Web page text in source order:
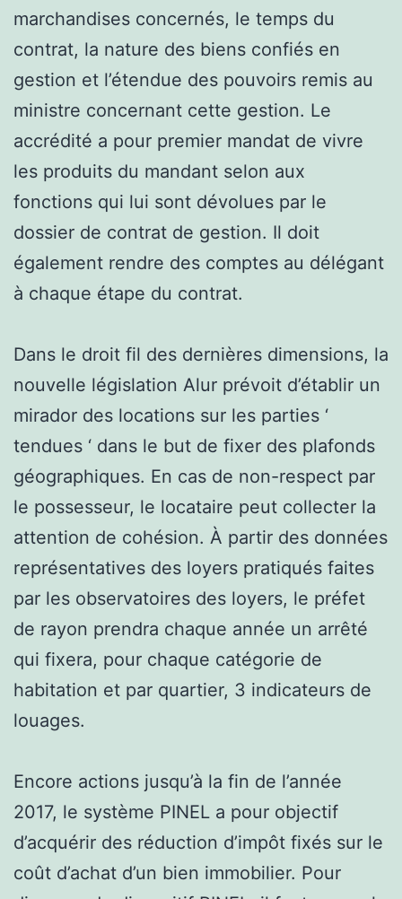
marchandises concernés, le temps du
contrat, la nature des biens confiés en
gestion et l’étendue des pouvoirs remis au
ministre concernant cette gestion. Le
accrédité a pour premier mandat de vivre
les produits du mandant selon aux
fonctions qui lui sont dévolues par le
dossier de contrat de gestion. Il doit
également rendre des comptes au délégant
à chaque étape du contrat.
Dans le droit fil des dernières dimensions, la
nouvelle législation Alur prévoit d’établir un
mirador des locations sur les parties ‘
tendues ‘ dans le but de fixer des plafonds
géographiques. En cas de non-respect par
le possesseur, le locataire peut collecter la
attention de cohésion. À partir des données
représentatives des loyers pratiqués faites
par les observatoires des loyers, le préfet
de rayon prendra chaque année un arrêté
qui fixera, pour chaque catégorie de
habitation et par quartier, 3 indicateurs de
louages.
Encore actions jusqu’à la fin de l’année
2017, le système PINEL a pour objectif
d’acquérir des réduction d’impôt fixés sur le
coût d’achat d’un bien immobilier. Pour